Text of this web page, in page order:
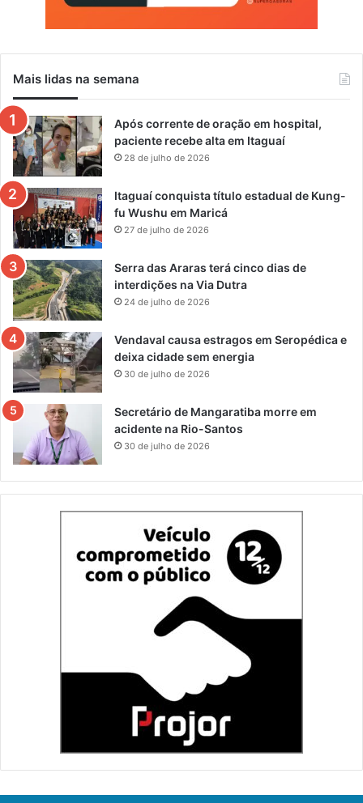
Mais lidas na semana
Após corrente de oração em hospital,
paciente recebe alta em Itaguaí
28 de julho de 2026
Itaguaí conquista título estadual de Kung-
fu Wushu em Maricá
27 de julho de 2026
Serra das Araras terá cinco dias de
interdições na Via Dutra
24 de julho de 2026
Vendaval causa estragos em Seropédica e
deixa cidade sem energia
30 de julho de 2026
Secretário de Mangaratiba morre em
acidente na Rio-Santos
30 de julho de 2026